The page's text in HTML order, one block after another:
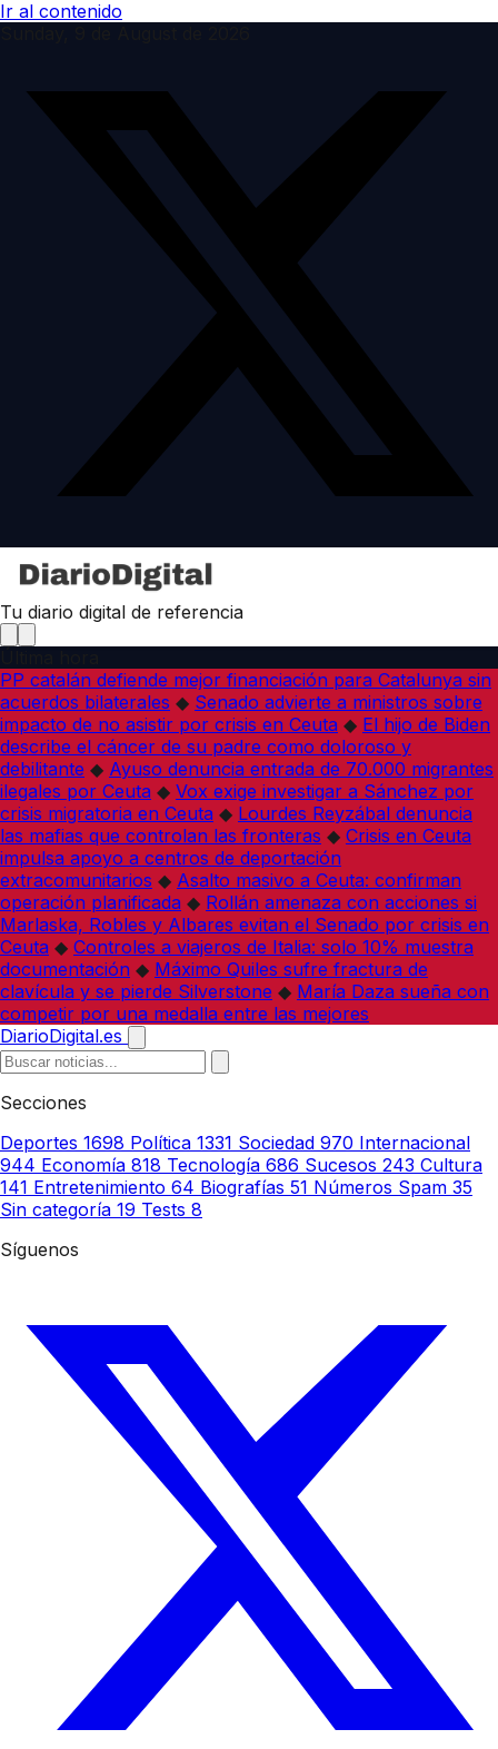
Ir al contenido
Tu diario digital de referencia
PP catalán defiende mejor financiación para Catalunya sin
acuerdos bilaterales ◆ Senado advierte a ministros sobre
impacto de no asistir por crisis en Ceuta ◆ El hijo de Biden
describe el cáncer de su padre como doloroso y
debilitante ◆ Ayuso denuncia entrada de 70.000 migrantes
ilegales por Ceuta ◆ Vox exige investigar a Sánchez por
crisis migratoria en Ceuta ◆ Lourdes Reyzábal denuncia
las mafias que controlan las fronteras ◆ Crisis en Ceuta
impulsa apoyo a centros de deportación
extracomunitarios ◆ Asalto masivo a Ceuta: confirman
operación planificada ◆ Rollán amenaza con acciones si
Marlaska, Robles y Albares evitan el Senado por crisis en
Ceuta ◆ Controles a viajeros de Italia: solo 10% muestra
documentación ◆ Máximo Quiles sufre fractura de
clavícula y se pierde Silverstone ◆ María Daza sueña con
competir por una medalla entre las mejores
DiarioDigital.es
Secciones
Deportes 1698 Política 1331 Sociedad 970 Internacional
944 Economía 818 Tecnología 686 Sucesos 243 Cultura
141 Entretenimiento 64 Biografías 51 Números Spam 35
Sin categoría 19 Tests 8
Síguenos